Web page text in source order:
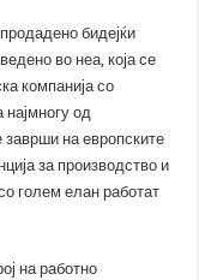
бидејќи
во неа, која се
компанија со
од
заврши на европските
за производство и
голем елан работат
на работно